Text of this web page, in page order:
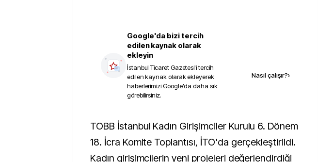
Google'da bizi tercih
edilen kaynak olarak
ekleyin
İstanbul Ticaret Gazetesi'i tercih
edilen kaynak olarak ekleyerek
haberlerimizi Google'da daha sık
görebilirsiniz.
Nasıl çalışır?›
TOBB İstanbul Kadın Girişimciler Kurulu 6. Dönem
18. İcra Komite Toplantısı, İTO'da gerçekleştirildi.
Kadın girişimcilerin yeni projeleri değerlendirdiği